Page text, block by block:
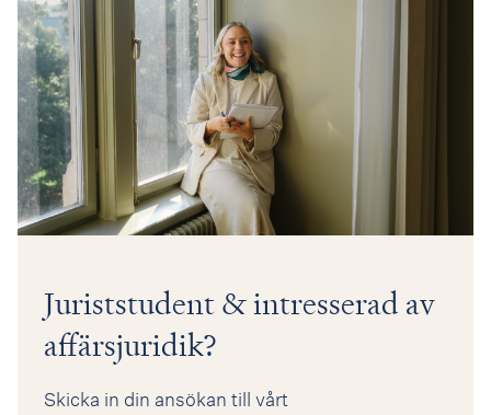
Juriststudent & intresserad av
affärsjuridik?
Skicka in din ansökan till vårt